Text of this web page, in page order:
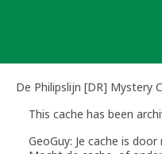
De Philipslijn [DR] Mystery
This cache has been
GeoGuy: Je cache is